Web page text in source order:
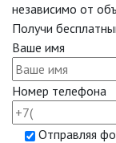
независимо от
Получи
Ваше имя
Номер телефона
Отправляя